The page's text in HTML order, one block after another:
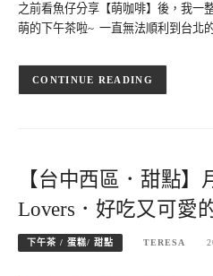
之前看魚仔分享【萌咖啡】後，我一
萌的下午茶啦~ 一直無法順利到台北
CONTINUE READING
【台中西區．甜點】
Lovers．好吃又可愛
下午茶 / 蛋糕/ 甜點 TERESA